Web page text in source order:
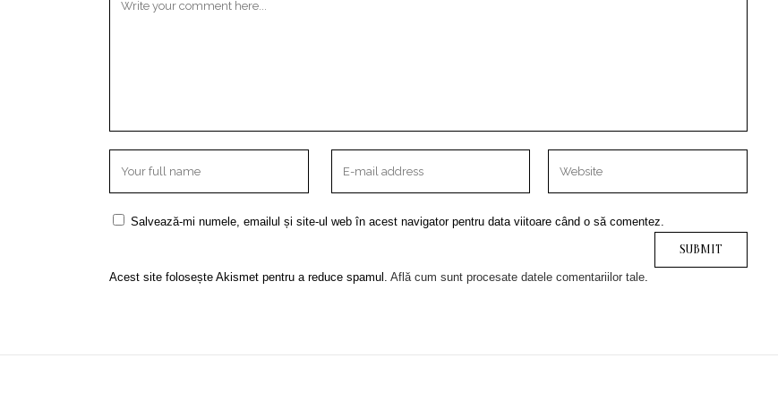
Salvează-mi numele, emailul și site-ul web în acest navigator pentru data viitoare când o să comentez.
Acest site folosește Akismet pentru a reduce spamul. Află cum sunt procesate datele comentariilor tale.